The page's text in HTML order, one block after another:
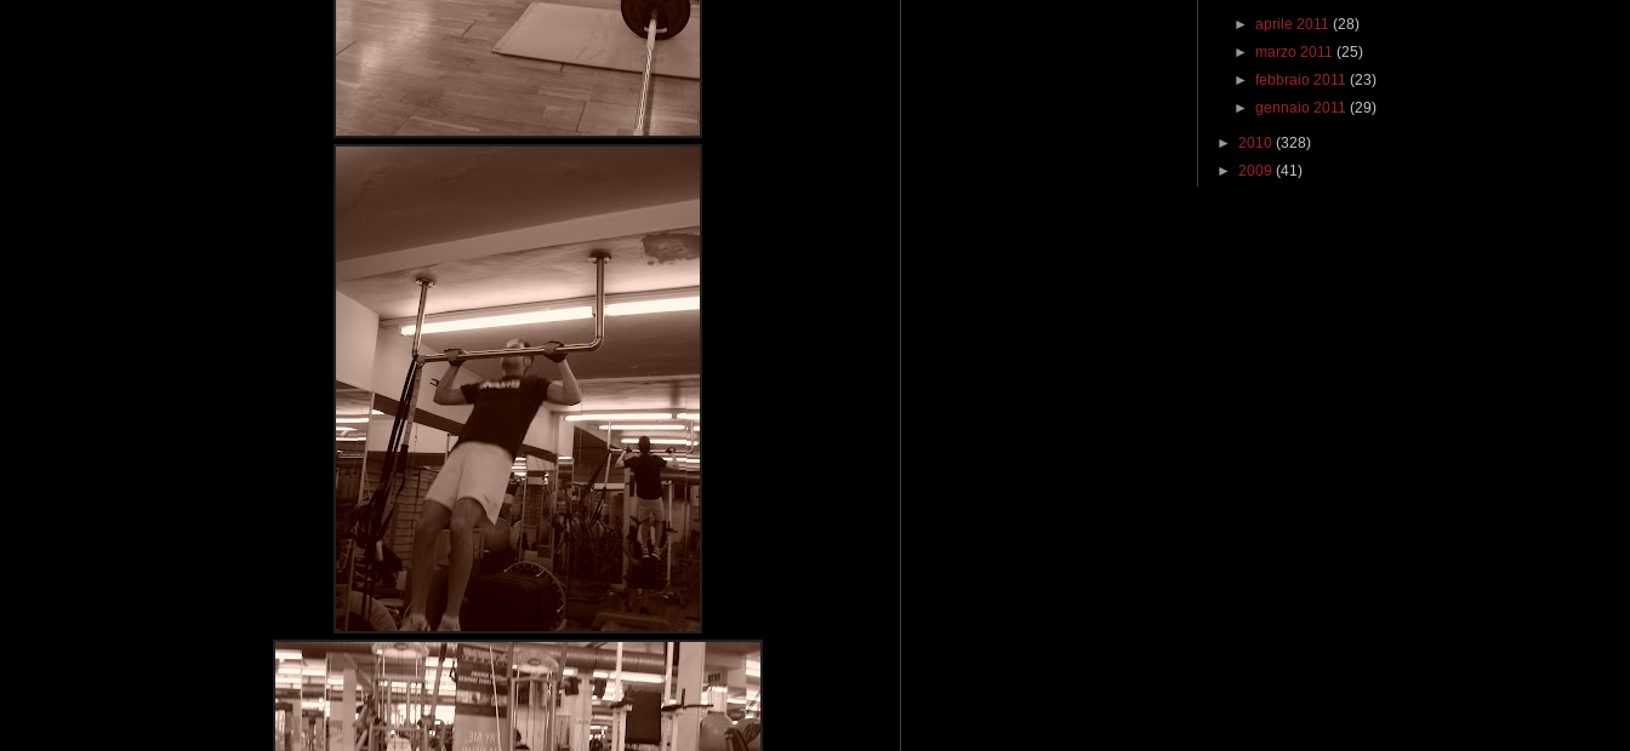
►aprile 2011(28)
►marzo 2011(25)
►febbraio 2011(23)
►gennaio 2011(29)
► 2010 (328)
► 2009 (41)